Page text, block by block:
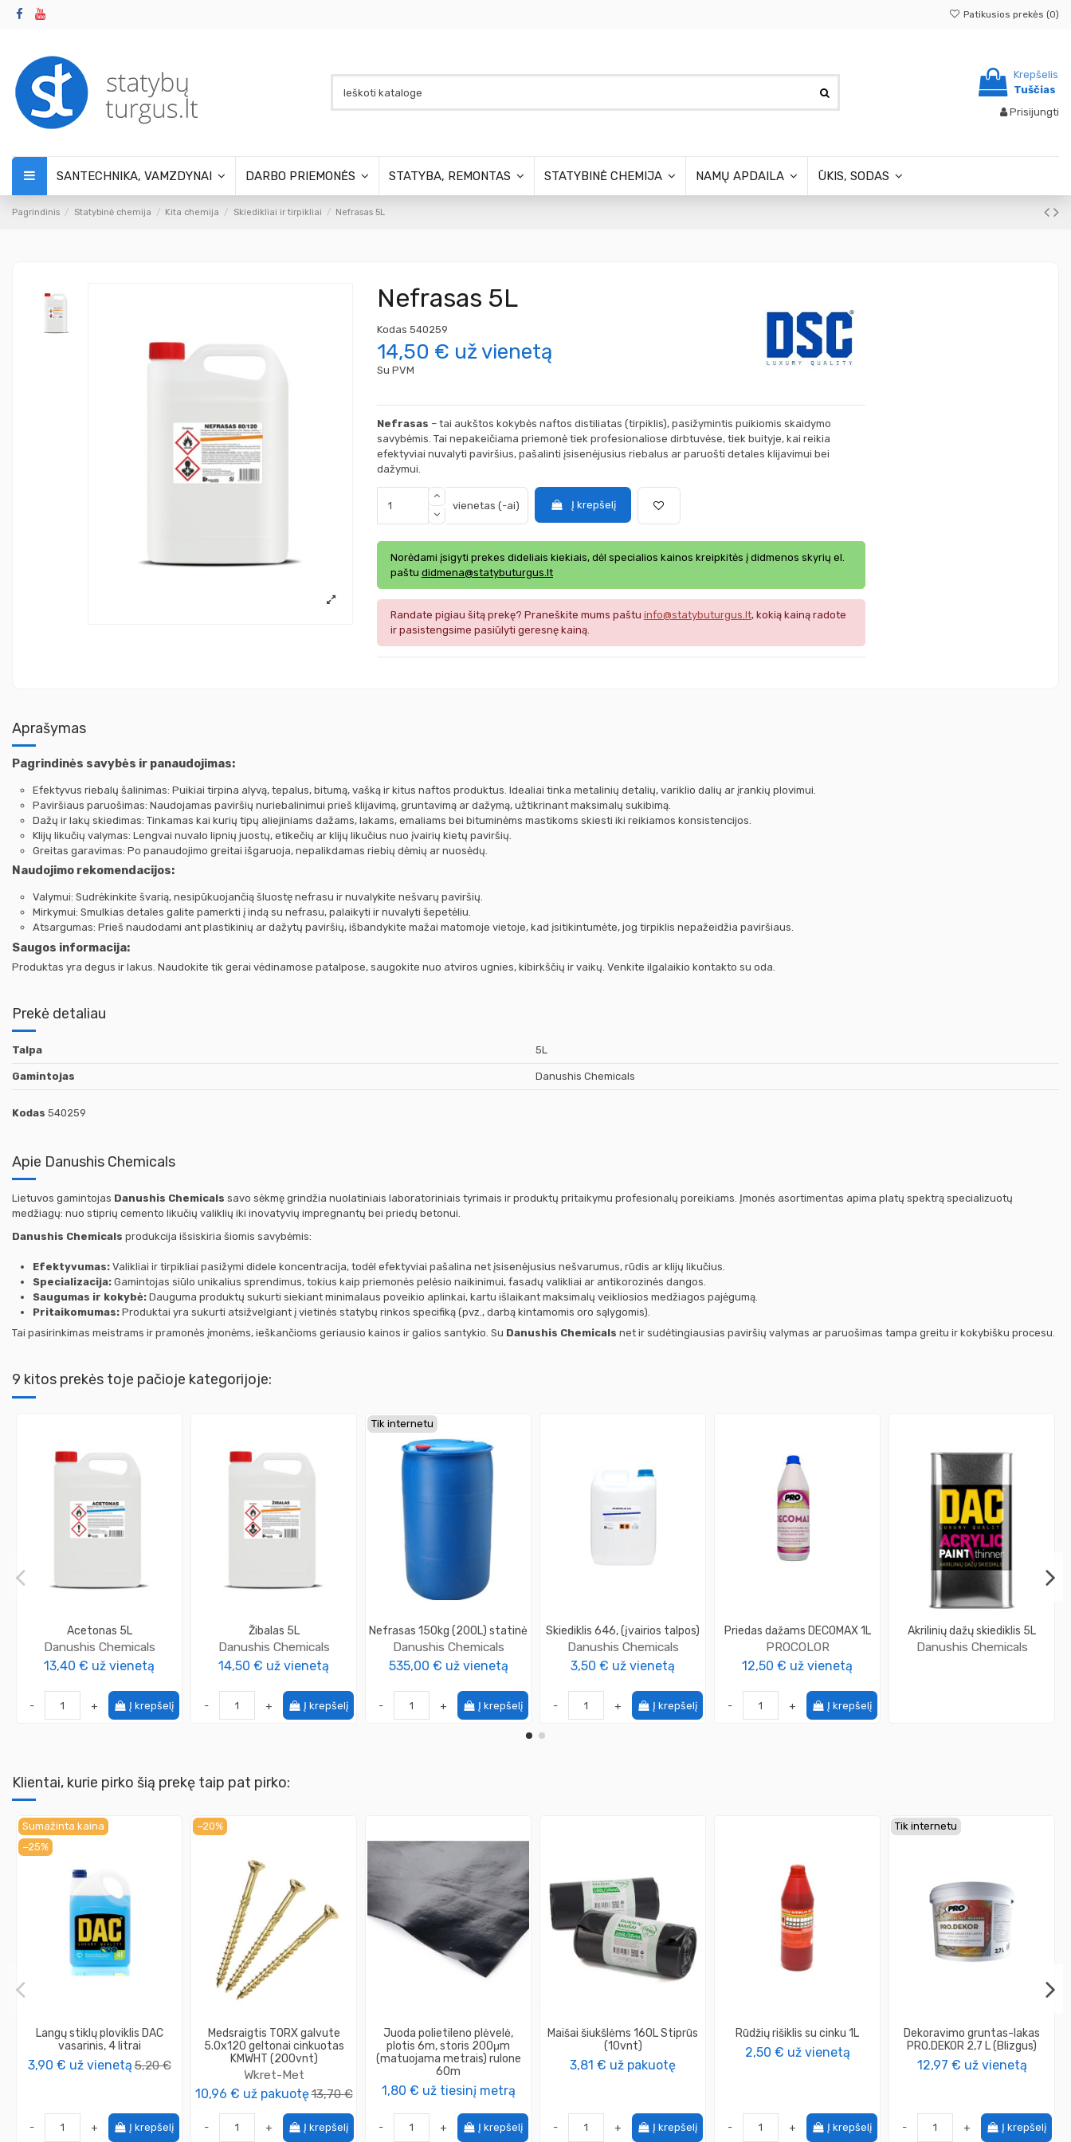
Patikusios prekės (0)
Krepšelis
Tuščias
Prisijungti
SANTECHNIKA, VAMZDYNAI DARBO PRIEMONĖS STATYBA, REMONTAS STATYBINĖ CHEMIJA NAMŲ APDAILA ŪKIS, SODAS
Pagrindinis Statybinė chemija Kita chemija Skiedikliai ir tirpikliai Nefrasas 5L
Nefrasas 5L
Kodas 540259
14,50 € už vienetą
Su PVM
Nefrasas – tai aukštos kokybės naftos distiliatas (tirpiklis), pasižymintis puikiomis skaidymo
savybėmis. Tai nepakeičiama priemonė tiek profesionaliose dirbtuvėse, tiek buityje, kai reikia
efektyviai nuvalyti paviršius, pašalinti įsisenėjusius riebalus ar paruošti detales klijavimui bei
dažymui.
vienetas (-ai) Į krepšelį
Norėdami įsigyti prekes dideliais kiekiais, dėl specialios kainos kreipkitės į didmenos skyrių el.
paštu didmena@statybuturgus.lt
Randate pigiau šitą prekę? Praneškite mums paštu info@statybuturgus.lt, kokią kainą radote
ir pasistengsime pasiūlyti geresnę kainą.
Aprašymas
Pagrindinės savybės ir panaudojimas:
Efektyvus riebalų šalinimas: Puikiai tirpina alyvą, tepalus, bitumą, vašką ir kitus naftos produktus. Idealiai tinka metalinių detalių, variklio dalių ar įrankių plovimui.
Paviršiaus paruošimas: Naudojamas paviršių nuriebalinimui prieš klijavimą, gruntavimą ar dažymą, užtikrinant maksimalų sukibimą.
Dažų ir lakų skiedimas: Tinkamas kai kurių tipų aliejiniams dažams, lakams, emaliams bei bituminėms mastikoms skiesti iki reikiamos konsistencijos.
Klijų likučių valymas: Lengvai nuvalo lipnių juostų, etikečių ar klijų likučius nuo įvairių kietų paviršių.
Greitas garavimas: Po panaudojimo greitai išgaruoja, nepalikdamas riebių dėmių ar nuosėdų.
Naudojimo rekomendacijos:
Valymui: Sudrėkinkite švarią, nesipūkuojančią šluostę nefrasu ir nuvalykite nešvarų paviršių.
Mirkymui: Smulkias detales galite pamerkti į indą su nefrasu, palaikyti ir nuvalyti šepetėliu.
Atsargumas: Prieš naudodami ant plastikinių ar dažytų paviršių, išbandykite mažai matomoje vietoje, kad įsitikintumėte, jog tirpiklis nepažeidžia paviršiaus.
Saugos informacija:
Produktas yra degus ir lakus. Naudokite tik gerai vėdinamose patalpose, saugokite nuo atviros ugnies, kibirkščių ir vaikų. Venkite ilgalaikio kontakto su oda.
Prekė detaliau
Talpa 5L
Gamintojas Danushis Chemicals
Kodas 540259
Apie Danushis Chemicals
Lietuvos gamintojas Danushis Chemicals savo sėkmę grindžia nuolatiniais laboratoriniais tyrimais ir produktų pritaikymu profesionalų poreikiams. Įmonės asortimentas apima platų spektrą specializuotų
medžiagų: nuo stiprių cemento likučių valiklių iki inovatyvių impregnantų bei priedų betonui.
Danushis Chemicals produkcija išsiskiria šiomis savybėmis:
Efektyvumas: Valikliai ir tirpikliai pasižymi didele koncentracija, todėl efektyviai pašalina net įsisenėjusius nešvarumus, rūdis ar klijų likučius.
Specializacija: Gamintojas siūlo unikalius sprendimus, tokius kaip priemonės pelėsio naikinimui, fasadų valikliai ar antikorozinės dangos.
Saugumas ir kokybė: Dauguma produktų sukurti siekiant minimalaus poveikio aplinkai, kartu išlaikant maksimalų veikliosios medžiagos pajėgumą.
Pritaikomumas: Produktai yra sukurti atsižvelgiant į vietinės statybų rinkos specifiką (pvz., darbą kintamomis oro sąlygomis).
Tai pasirinkimas meistrams ir pramonės įmonėms, ieškančioms geriausio kainos ir galios santykio. Su Danushis Chemicals net ir sudėtingiausias paviršių valymas ar paruošimas tampa greitu ir kokybišku procesu.
9 kitos prekės toje pačioje kategorijoje:
Acetonas 5L
Danushis Chemicals
13,40 € už vienetą
- + Į krepšelį
Žibalas 5L
Danushis Chemicals
14,50 € už vienetą
- + Į krepšelį
Tik internetu
Nefrasas 150kg (200L) statinė
Danushis Chemicals
535,00 € už vienetą
- + Į krepšelį
Skiediklis 646, (įvairios talpos)
Danushis Chemicals
3,50 € už vienetą
- + Į krepšelį
Priedas dažams DECOMAX 1L
PROCOLOR
12,50 € už vienetą
- + Į krepšelį
Akrilinių dažų skiediklis 5L
Danushis Chemicals
Klientai, kurie pirko šią prekę taip pat pirko:
Sumažinta kaina
−25%
Langų stiklų ploviklis DAC
vasarinis, 4 litrai
3,90 € už vienetą5,20 €
- + Į krepšelį
−20%
Medsraigtis TORX galvute
5.0x120 geltonai cinkuotas
KMWHT (200vnt)
Wkret-Met
10,96 € už pakuotę13,70 €
- + Į krepšelį
Juoda polietileno plėvelė,
plotis 6m, storis 200μm
(matuojama metrais) rulone
60m
1,80 € už tiesinį metrą
- + Į krepšelį
Maišai šiukšlėms 160L Stiprūs
(10vnt)
3,81 € už pakuotę
- + Į krepšelį
Rūdžių rišiklis su cinku 1L
2,50 € už vienetą
- + Į krepšelį
Tik internetu
Dekoravimo gruntas-lakas
PRO.DEKOR 2,7 L (Blizgus)
12,97 € už vienetą
- + Į krepšelį